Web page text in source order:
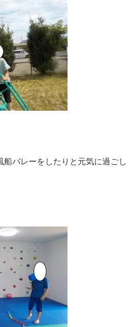
船バレーをしたりと元気に過ごし